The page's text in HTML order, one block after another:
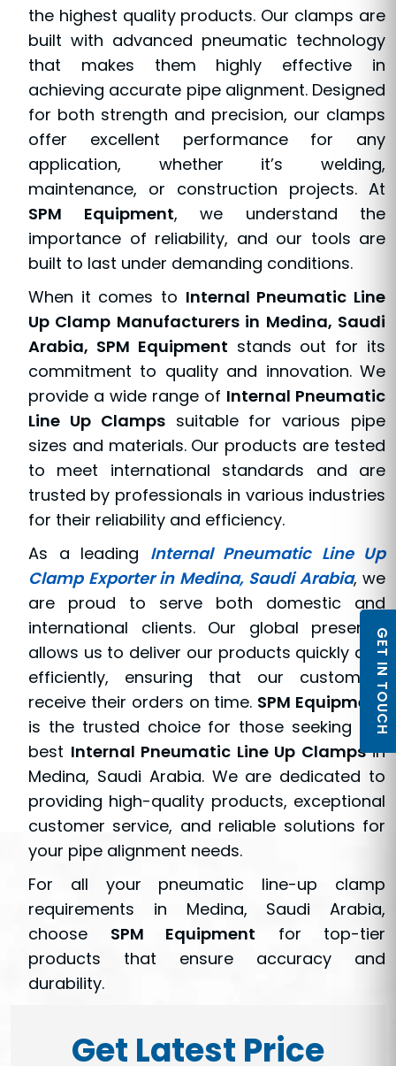
the highest quality products. Our clamps are
built with advanced pneumatic technology
that makes them highly effective in
achieving accurate pipe alignment. Designed
for both strength and precision, our clamps
offer excellent performance for any
application, whether it’s welding,
maintenance, or construction projects. At
SPM Equipment, we understand the
importance of reliability, and our tools are
built to last under demanding conditions.
When it comes to Internal Pneumatic Line
Up Clamp Manufacturers in Medina, Saudi
Arabia, SPM Equipment stands out for its
commitment to quality and innovation. We
provide a wide range of Internal Pneumatic
Line Up Clampssuitable for various pipe
sizes and materials. Our products are tested
to meet international standards and are
trusted by professionals in various industries
for their reliability and efficiency.
As a leading Internal Pneumatic Line Up
Clamp Exporter in Medina, Saudi Arabia, we
are proud to serve both domestic and
international clients. Our global presence
allows us to deliver our products quickly and
efficiently, ensuring that our customers
receive their orders on time. SPM Equipment
is the trusted choice for those seeking the
best Internal Pneumatic Line Up Clampsin
Medina, Saudi Arabia. We are dedicated to
providing high-quality products, exceptional
customer service, and reliable solutions for
your pipe alignment needs.
For all your pneumatic line-up clamp
requirements in Medina, Saudi Arabia,
choose SPM Equipment for top-tier
products that ensure accuracy and
durability.
Get Latest Price
GET IN TOUCH